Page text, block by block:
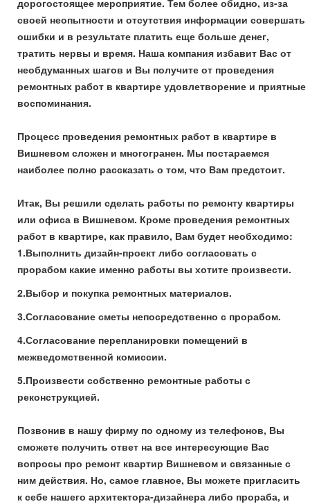
дорогостоящее мероприятие. Тем более обидно, из-за
своей неопытности и отсутствия информации совершать
ошибки и в результате платить еще больше денег,
тратить нервы и время. Наша компания избавит Вас от
необдуманных шагов и Вы получите от проведения
ремонтных работ в квартире удовлетворение и приятные
воспоминания.
Процесс проведения ремонтных работ в квартире в
Вишневом сложен и многогранен. Мы постараемся
наиболее полно рассказать о том, что Вам предстоит.
Итак, Вы решили сделать работы по ремонту квартиры
или офиса в Вишневом. Кроме проведения ремонтных
работ в квартире, как правило, Вам будет необходимо:
1.Выполнить дизайн-проект либо согласовать с
прорабом какие именно работы вы хотите произвести.
2.Выбор и покупка ремонтных материалов.
3.Согласование сметы непосредственно с прорабом.
4.Согласование перепланировки помещений в
межведомственной комиссии.
5.Произвести собственно ремонтные работы с
реконструкцией.
Позвонив в нашу фирму по одному из телефонов, Вы
сможете получить ответ на все интересующие Вас
вопросы про ремонт квартир Вишневом и связанные с
ним действия. Но, самое главное, Вы можете пригласить
к себе нашего архитектора-дизайнера либо прораба, и